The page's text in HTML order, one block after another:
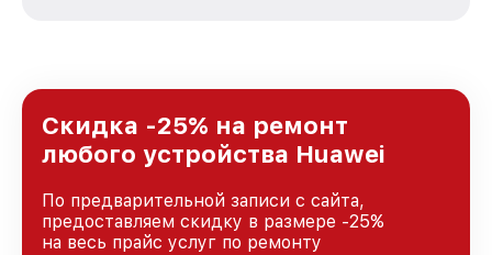
Новосибирске, постоянно повышая уровень
доверия и лояльности наших клиентов.
Скидка -25% на ремонт
любого устройства Huawei
По предварительной записи с сайта,
предоставляем скидку в размере -25%
на весь прайс услуг по ремонту